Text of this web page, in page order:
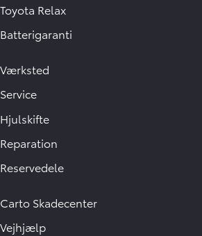
Toyota Relax
Batterigaranti
Værksted
Service
Hjulskifte
Reparation
Reservedele
Carto Skadecenter
Vejhjælp